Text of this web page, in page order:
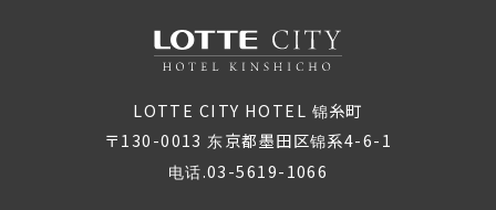
LOTTE CITY HOTEL 锦糸町
〒130-0013 东京都墨田区锦系4-6-1
电话.03-5619-1066